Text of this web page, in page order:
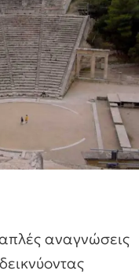
αναγνώσεις